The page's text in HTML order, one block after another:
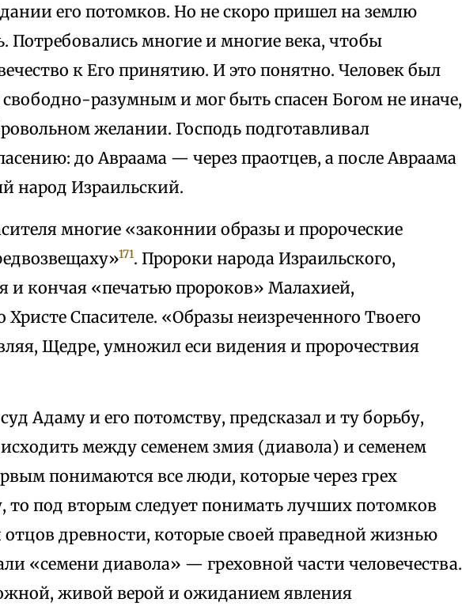
его потомков. Но не скоро пришел на землю
Потребовались многие и многие века, чтобы
к Его принятию. И это понятно. Человек был
разумным и мог быть спасен Богом не иначе,
желании. Господь подготавливал
до Авраама — через праотцев, а после Авраама
народ Израильский.
многие «законнии образы и пророческие
171. Пророки народа Израильского,
и кончая «печатью пророков» Малахией,
Христе Спасителе. «Образы неизреченного Твоего
Щедре, умножил еси видения и пророчествия
Адаму и его потомству, предсказал и ту борьбу,
между семенем змия (диавола) и семенем
понимаются все люди, которые через грех
то под вторым следует понимать лучших потомков
древности, которые своей праведной жизнью
«семени диавола» — греховной части человечества.
живой верой и ожиданием явления